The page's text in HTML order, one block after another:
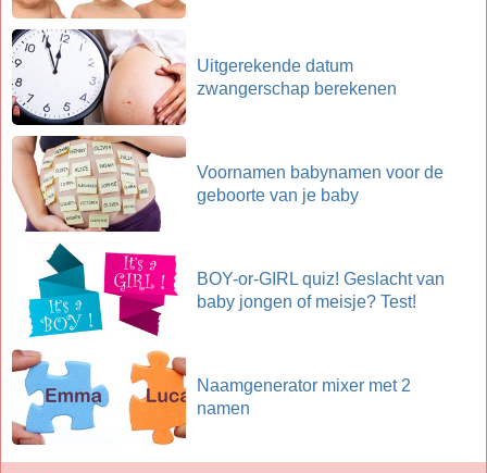
Uitgerekende datum
zwangerschap berekenen
Voornamen babynamen voor de
geboorte van je baby
BOY-or-GIRL quiz! Geslacht van
baby jongen of meisje? Test!
Naamgenerator mixer met 2
namen